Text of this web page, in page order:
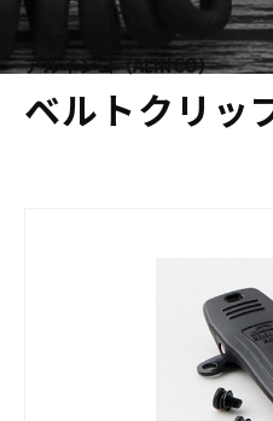
アルインコ（ALINCO）
ベルトクリ